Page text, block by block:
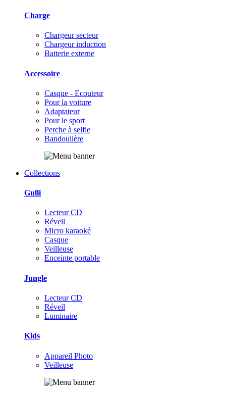
Charge
Chargeur secteur
Chargeur induction
Batterie externe
Accessoire
Casque - Ecouteur
Pour la voiture
Adaptateur
Pour le sport
Perche à selfie
Bandoulière
Collections
Gulli
Lecteur CD
Réveil
Micro karaoké
Casque
Veilleuse
Enceinte portable
Jungle
Lecteur CD
Réveil
Luminaire
Kids
Appareil Photo
Veilleuse